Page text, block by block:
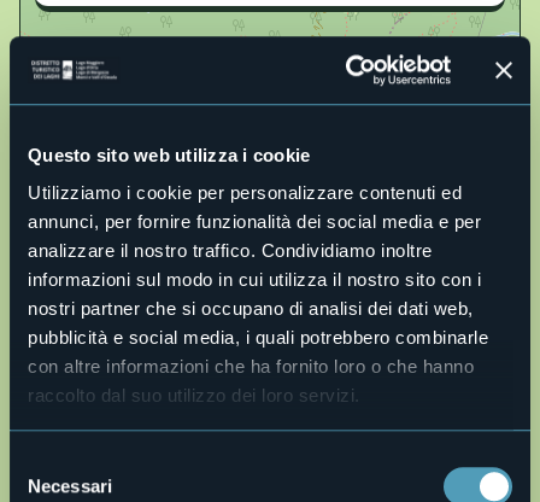
Questo sito web utilizza i cookie
Utilizziamo i cookie per personalizzare contenuti ed
annunci, per fornire funzionalità dei social media e per
analizzare il nostro traffico. Condividiamo inoltre
informazioni sul modo in cui utilizza il nostro sito con i
nostri partner che si occupano di analisi dei dati web,
pubblicità e social media, i quali potrebbero combinarle
con altre informazioni che ha fornito loro o che hanno
raccolto dal suo utilizzo dei loro servizi.
delNecessari
Apri mappa
v29-monte-carza-mtb.gpx
Descrizione completa
Description en
Description fr
Beschreibung